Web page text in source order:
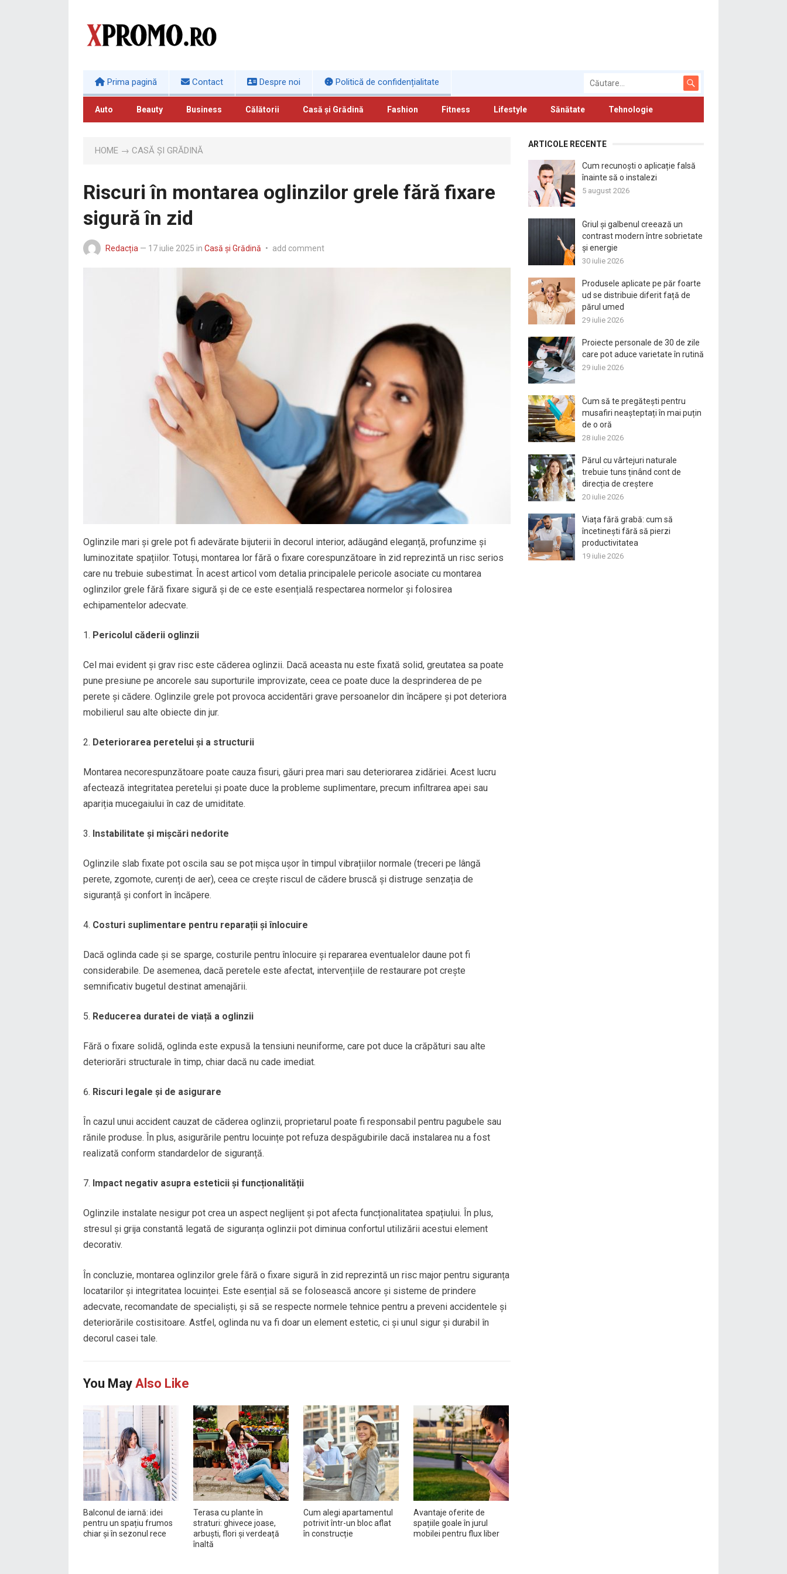
Prima pagină Contact Despre noi Politică de confidențialitate
Auto Beauty Business Călătorii Casă și Grădină Fashion Fitness Lifestyle Sănătate Tehnologie
HOME → CASĂ ȘI GRĂDINĂ
Riscuri în montarea oglinzilor grele fără fixare
sigură în zid
Redacția — 17 iulie 2025 in Casă și Grădină • add comment
Oglinzile mari și grele pot fi adevărate bijuterii în decorul interior, adăugând eleganță, profunzime și
luminozitate spațiilor. Totuși, montarea lor fără o fixare corespunzătoare în zid reprezintă un risc serios
care nu trebuie subestimat. În acest articol vom detalia principalele pericole asociate cu montarea
oglinzilor grele fără fixare sigură și de ce este esențială respectarea normelor și folosirea
echipamentelor adecvate.
Pericolul căderii oglinzii
Cel mai evident și grav risc este căderea oglinzii. Dacă aceasta nu este fixată solid, greutatea sa poate
pune presiune pe ancorele sau suporturile improvizate, ceea ce poate duce la desprinderea de pe
perete și cădere. Oglinzile grele pot provoca accidentări grave persoanelor din încăpere și pot deteriora
mobilierul sau alte obiecte din jur.
Deteriorarea peretelui și a structurii
Montarea necorespunzătoare poate cauza fisuri, găuri prea mari sau deteriorarea zidăriei. Acest lucru
afectează integritatea peretelui și poate duce la probleme suplimentare, precum infiltrarea apei sau
apariția mucegaiului în caz de umiditate.
Instabilitate și mișcări nedorite
Oglinzile slab fixate pot oscila sau se pot mișca ușor în timpul vibrațiilor normale (treceri pe lângă
perete, zgomote, curenți de aer), ceea ce crește riscul de cădere bruscă și distruge senzația de
siguranță și confort în încăpere.
Costuri suplimentare pentru reparații și înlocuire
Dacă oglinda cade și se sparge, costurile pentru înlocuire și repararea eventualelor daune pot fi
considerabile. De asemenea, dacă peretele este afectat, intervențiile de restaurare pot crește
semnificativ bugetul destinat amenajării.
Reducerea duratei de viață a oglinzii
Fără o fixare solidă, oglinda este expusă la tensiuni neuniforme, care pot duce la crăpături sau alte
deteriorări structurale în timp, chiar dacă nu cade imediat.
Riscuri legale și de asigurare
În cazul unui accident cauzat de căderea oglinzii, proprietarul poate fi responsabil pentru pagubele sau
rănile produse. În plus, asigurările pentru locuințe pot refuza despăgubirile dacă instalarea nu a fost
realizată conform standardelor de siguranță.
Impact negativ asupra esteticii și funcționalității
Oglinzile instalate nesigur pot crea un aspect neglijent și pot afecta funcționalitatea spațiului. În plus,
stresul și grija constantă legată de siguranța oglinzii pot diminua confortul utilizării acestui element
decorativ.
În concluzie, montarea oglinzilor grele fără o fixare sigură în zid reprezintă un risc major pentru siguranța
locatarilor și integritatea locuinței. Este esențial să se folosească ancore și sisteme de prindere
adecvate, recomandate de specialiști, și să se respecte normele tehnice pentru a preveni accidentele și
deteriorările costisitoare. Astfel, oglinda nu va fi doar un element estetic, ci și unul sigur și durabil în
decorul casei tale.
You May Also Like
Balconul de iarnă: idei
pentru un spațiu frumos
chiar și în sezonul rece
Terasa cu plante în
straturi: ghivece joase,
arbuști, flori și verdeață
înaltă
Cum alegi apartamentul
potrivit într-un bloc aflat
în construcție
Avantaje oferite de
spațiile goale în jurul
mobilei pentru flux liber
ARTICOLE RECENTE
Cum recunoști o aplicație falsă
înainte să o instalezi
5 august 2026
Griul și galbenul creează un
contrast modern între sobrietate
și energie
30 iulie 2026
Produsele aplicate pe păr foarte
ud se distribuie diferit față de
părul umed
29 iulie 2026
Proiecte personale de 30 de zile
care pot aduce varietate în rutină
29 iulie 2026
Cum să te pregătești pentru
musafiri neașteptați în mai puțin
de o oră
28 iulie 2026
Părul cu vârtejuri naturale
trebuie tuns ținând cont de
direcția de creștere
20 iulie 2026
Viața fără grabă: cum să
încetinești fără să pierzi
productivitatea
19 iulie 2026